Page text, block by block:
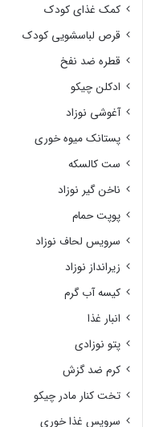
کمک غذای کودک
قرص لباسشویی کودک
قطره ضد نفخ
ادکلن چیکو
آغوشی نوزاد
پستانک میوه خوری
ست کالسکه
ناخن گیر نوزاد
پوپت حمام
سرویس لحاف نوزاد
زیرانداز نوزاد
کیسه آب گرم
انبار غذا
پتو نوزادی
کرم ضد گزش
تخت کنار مادر چیکو
سرویس غذا خوری